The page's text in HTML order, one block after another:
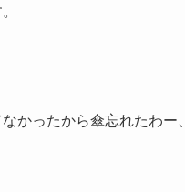
かったから傘忘れたわー、